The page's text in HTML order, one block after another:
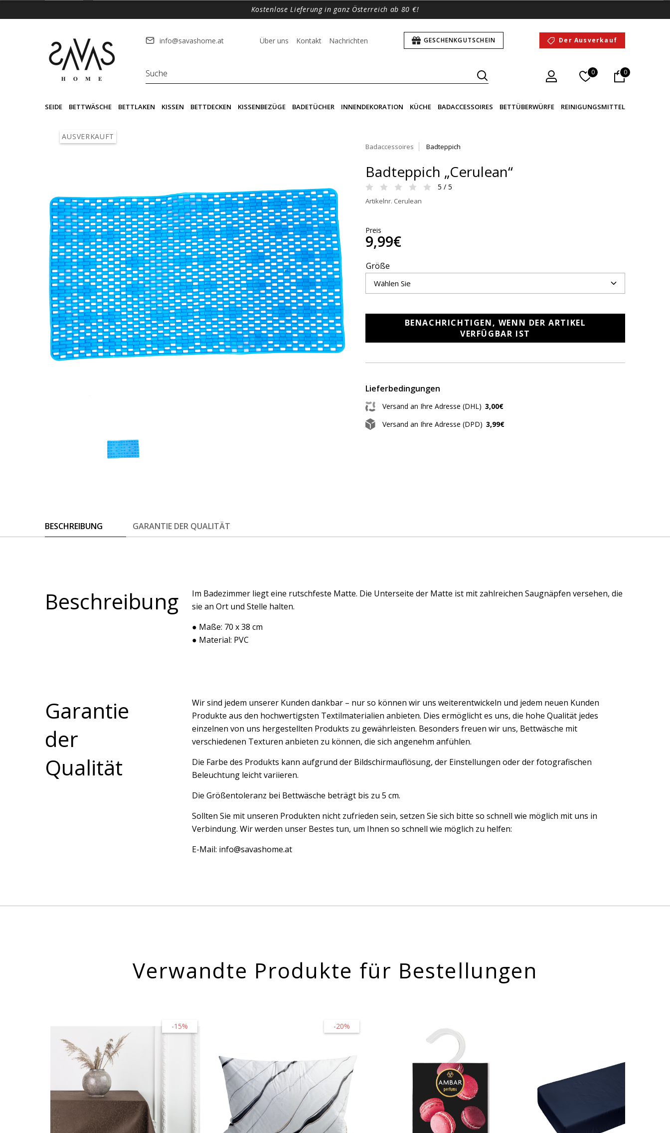
Kostenlose Lieferung in ganz Österreich ab 80 €!
info@savashome.at Über uns Kontakt Nachrichten GESCHENKGUTSCHEIN Der Ausverkauf
0 0
SEIDE BETTWÄSCHE BETTLAKEN KISSEN BETTDECKEN KISSENBEZÜGE BADETÜCHER INNENDEKORATION KÜCHE BADACCESSOIRES BETTÜBERWÜRFE REINIGUNGSMITTEL
AUSVERKAUFT
Badaccessoires Badteppich
Badteppich „Cerulean“
5 / 5
Artikelnr. Cerulean
Preis
9,99€
Größe
BENACHRICHTIGEN, WENN DER ARTIKEL
VERFÜGBAR IST
Lieferbedingungen
Versand an Ihre Adresse (DHL) 3,00€
Versand an Ihre Adresse (DPD) 3,99€
BESCHREIBUNG GARANTIE DER QUALITÄT
Beschreibung
Im Badezimmer liegt eine rutschfeste Matte. Die Unterseite der Matte ist mit zahlreichen Saugnäpfen versehen, die
sie an Ort und Stelle halten.
● Maße: 70 x 38 cm
● Material: PVC
Garantie
der
Qualität
Wir sind jedem unserer Kunden dankbar – nur so können wir uns weiterentwickeln und jedem neuen Kunden
Produkte aus den hochwertigsten Textilmaterialien anbieten. Dies ermöglicht es uns, die hohe Qualität jedes
einzelnen von uns hergestellten Produkts zu gewährleisten. Besonders freuen wir uns, Bettwäsche mit
verschiedenen Texturen anbieten zu können, die sich angenehm anfühlen.
Die Farbe des Produkts kann aufgrund der Bildschirmauflösung, der Einstellungen oder der fotografischen
Beleuchtung leicht variieren.
Die Größentoleranz bei Bettwäsche beträgt bis zu 5 cm.
Sollten Sie mit unseren Produkten nicht zufrieden sein, setzen Sie sich bitte so schnell wie möglich mit uns in
Verbindung. Wir werden unser Bestes tun, um Ihnen so schnell wie möglich zu helfen:
E-Mail: info@savashome.at
Verwandte Produkte für Bestellungen
-15% -20%